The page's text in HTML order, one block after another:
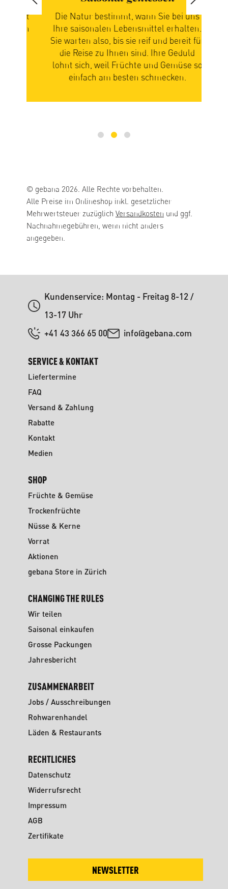
Die Natur bestimmt, wann Sie bei uns
Ihre saisonalen Lebensmittel erhalten.
Sie warten also, bis sie reif und bereit für
die Reise zu Ihnen sind. Ihre Geduld
lohnt sich, weil Früchte und Gemüse so
einfach am besten schmecken.
© gebana 2026. Alle Rechte vorbehalten.
Alle Preise im Onlineshop inkl. gesetzlicher
Mehrwertsteuer zuzüglich Versandkosten und ggf.
Nachnahmegebühren, wenn nicht anders
angegeben.
Kundenservice: Montag - Freitag 8-12 /
13-17 Uhr
+41 43 366 65 00
info@gebana.com
SERVICE & KONTAKT
Liefertermine
FAQ
Versand & Zahlung
Rabatte
Kontakt
Medien
SHOP
Früchte & Gemüse
Trockenfrüchte
Nüsse & Kerne
Vorrat
Aktionen
gebana Store in Zürich
CHANGING THE RULES
Wir teilen
Saisonal einkaufen
Grosse Packungen
Jahresbericht
ZUSAMMENARBEIT
Jobs / Ausschreibungen
Rohwarenhandel
Läden & Restaurants
RECHTLICHES
Datenschutz
Widerrufsrecht
Impressum
AGB
Zertifikate
NEWSLETTER